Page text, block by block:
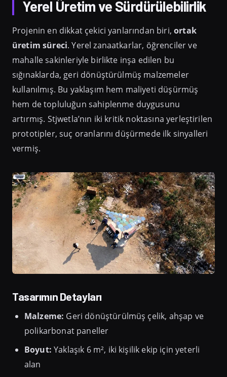
Yerel Üretim ve Sürdürülebilirlik
Projenin en dikkat çekici yanlarından biri,ortak
üretim süreci. Yerel zanaatkarlar, öğrenciler ve
mahalle sakinleriyle birlikte inşa edilen bu
sığınaklarda, geri dönüştürülmüş malzemeler
kullanılmış. Bu yaklaşım hem maliyeti düşürmüş
hem de topluluğun sahiplenme duygusunu
artırmış. Stjwetla’nın iki kritik noktasına yerleştirilen
prototipler, suç oranlarını düşürmede ilk sinyalleri
vermiş.
Tasarımın Detayları
Malzeme: Geri dönüştürülmüş çelik, ahşap ve
polikarbonat paneller
Boyut: Yaklaşık 6 m², iki kişilik ekip için yeterli
alan